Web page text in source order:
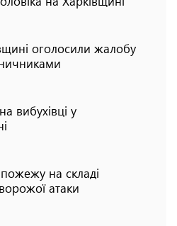
оголосили жалобу
вибухівці у
на складі
атаки